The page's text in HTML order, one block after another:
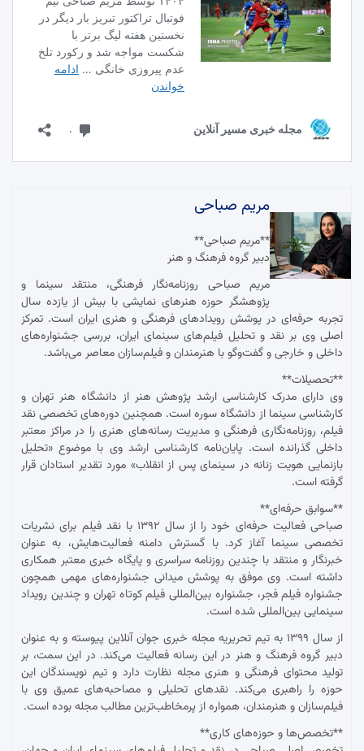
مریم صباحی
**مریم صباحی**
دبیر گروه فرهنگ و هنر
مریم صباحی روزنامه‌نگار فرهنگی، منتقد سینما و
پژوهشگر حوزه هنرهای نمایشی با بیش از یازده سال
تجربه حرفه‌ای در پوشش رویدادهای فرهنگی و هنری ایران است. تمرکز
اصلی وی بر نقد و تحلیل فیلم‌های سینمای ایران، بررسی جشنواره‌های
داخلی و خارجی و گفت‌وگو با هنرمندان و فیلم‌سازان معاصر می‌باشد.
**تحصیلات**
وی دارای مدرک کارشناسی ارشد پژوهش هنر از دانشگاه هنر تهران و
کارشناسی سینما از دانشگاه سوره است. همچنین دوره‌های تخصصی نقد
فیلم، روزنامه‌نگاری فرهنگی و مدیریت رسانه‌های هنری را در مراکز معتبر
داخلی گذرانده است. پایان‌نامه کارشناسی ارشد وی با موضوع «تحلیل
بازنمایی هویت زنانه در سینمای پس از انقلاب» مورد تقدیر استادان قرار
گرفته است.
**سوابق حرفه‌ای**
صباحی فعالیت حرفه‌ای خود را از سال ۱۳۹۲ با نقد فیلم برای نشریات
تخصصی سینما آغاز کرد. با گسترش دامنه فعالیت‌هایش، به عنوان
خبرنگار و منتقد با چندین روزنامه سراسری و پایگاه خبری معتبر همکاری
داشته است. وی موفق به پوشش میدانی جشنواره‌های مهمی همچون
جشنواره فیلم فجر، جشنواره بین‌المللی فیلم کوتاه تهران و چندین رویداد
سینمایی بین‌المللی شده است.
از سال ۱۳۹۹ به تیم تحریریه مجله خبری جوان آنلاین پیوسته و به عنوان
دبیر گروه فرهنگ و هنر در این رسانه فعالیت می‌کند. در این سمت، بر
تولید محتوای فرهنگی و هنری مجله نظارت دارد و تیم نویسندگان این
حوزه را راهبری می‌کند. نقدهای تحلیلی و مصاحبه‌های عمیق وی با
فیلم‌سازان و هنرمندان، همواره از پرمخاطب‌ترین مطالب مجله بوده است.
**تخصص‌ها و حوزه‌های کاری**